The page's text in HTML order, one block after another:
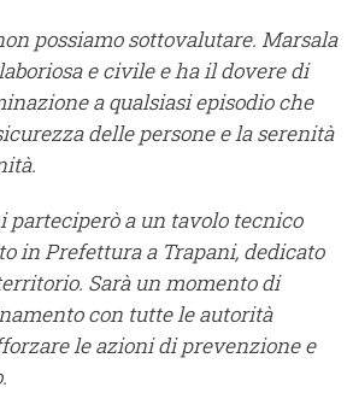
possiamo sottovalutare. Marsala
e civile e ha il dovere di
a qualsiasi episodio che
delle persone e la serenità
a un tavolo tecnico
in Prefettura a Trapani, dedicato
Sarà un momento di
con tutte le autorità
le azioni di prevenzione e